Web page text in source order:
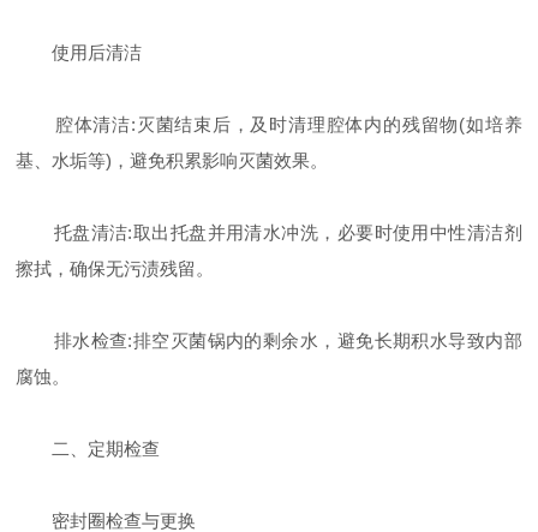
​使用后清洁
​腔体清洁:灭菌结束后，及时清理腔体内的残留物(如培养
基、水垢等)，避免积累影响灭菌效果。
​托盘清洁:取出托盘并用清水冲洗，必要时使用中性清洁剂
擦拭，确保无污渍残留。
​排水检查:排空灭菌锅内的剩余水，避免长期积水导致内部
腐蚀。
​二、定期检查
​密封圈检查与更换